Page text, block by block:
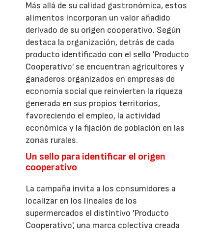
Más allá de su calidad gastronómica, estos
alimentos incorporan un valor añadido
derivado de su origen cooperativo. Según
destaca la organización, detrás de cada
producto identificado con el sello 'Producto
Cooperativo' se encuentran agricultores y
ganaderos organizados en empresas de
economía social que reinvierten la riqueza
generada en sus propios territorios,
favoreciendo el empleo, la actividad
económica y la fijación de población en las
zonas rurales.
Un sello para identificar el origen
cooperativo
La campaña invita a los consumidores a
localizar en los lineales de los
supermercados el distintivo 'Producto
Cooperativo', una marca colectiva creada